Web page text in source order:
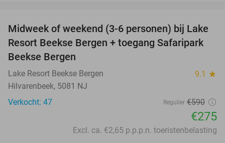
53%
Midweek of weekend (3-6 personen) bij Lake
Resort Beekse Bergen + toegang Safaripark
Beekse Bergen
Lake Resort Beekse Bergen 9.1 star
Hilvarenbeek, 5081 NJ
Verkocht: 47
Regulier €590
€275
Excl. ca. €2,65 p.p.p.n. toeristenbelasting